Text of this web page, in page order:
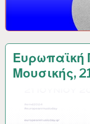
Ευρωπαϊκή
Μουσικής,